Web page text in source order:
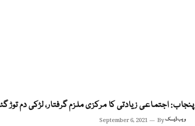
پنجاب: اجتماعی زیادتی کا مرکزی ملزم گرفتار، لڑکی دم توڑ
September 6, 2021 Byویب ڈیسک